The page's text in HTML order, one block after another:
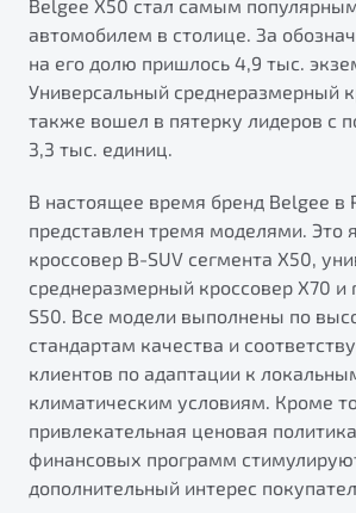
Элегантный и практичный седан
от 1 699 990 ₽*
Обзор В наличии
X70
Универсальный кроссовер
от 2 499 990 ₽*
Узнайте о специальных выгодах при
автомобиля Belgee
Подробно
Автомобили в наличии
Тест-драйв
Автокредит
Спецпредложения
Будьте еще более уверены на дорогах
"Помощь на дорогах"
Преимущества программы
Запись на сервис
Калькулятор ТО
Клиентская поддержка
Belgee X50 стал самым
автомобилем в столице. За
на его долю пришлось 4,9 тыс.
Универсальный среднеразмерный
также вошел в пятерку лидеров с
3,3 тыс. единиц.
В настоящее время бренд Belgee в
представлен тремя моделями. Это
кроссовер B-SUV сегмента X50,
среднеразмерный кроссовер X70 и
S50. Все модели выполнены по
стандартам качества и
клиентов по адаптации к
климатическим условиям. Кроме
привлекательная ценовая
финансовых программ
дополнительный интерес